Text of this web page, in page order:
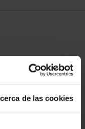
de las cookies